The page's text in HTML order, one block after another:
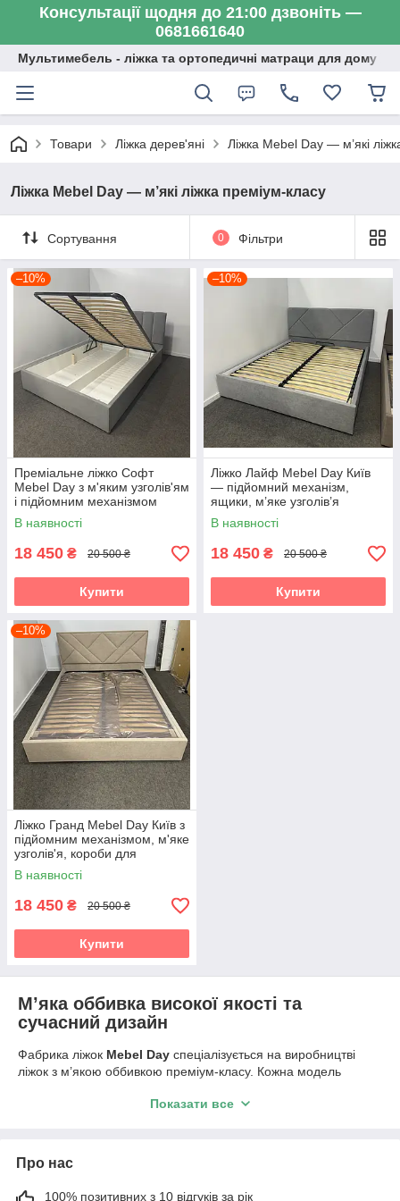
Консультації щодня до 21:00 дзвоніть —
0681661640
Мультимебель - ліжка та ортопедичні матраци для дому
Товари Ліжка дерев'яні Ліжка Mebel Day — м’які
Ліжка Mebel Day — м’які ліжка преміум-класу
Сортування 0 Фільтри
–10%
Преміальне ліжко Софт
Mebel Day з м'яким узголів'ям
і підйомним механізмом
В наявності
18 450 ₴ 20 500 ₴
Купити
–10%
Ліжко Лайф Mebel Day Київ
— підйомний механізм,
ящики, м’яке узголів’я
В наявності
18 450 ₴ 20 500 ₴
Купити
–10%
Ліжко Гранд Mebel Day Київ з
підйомним механізмом, м'яке
узголів'я, короби для
зберігання
В наявності
18 450 ₴ 20 500 ₴
Купити
М’яка оббивка високої якості та
сучасний дизайн
Фабрика ліжок Mebel Day спеціалізується на виробництві
ліжок з м’якою оббивкою преміум-класу. Кожна модель
сучасним орнаментом додає елегантності будь-якому
конструкцією
ЛіжкаMebel Day
виготовлені на основі міцного металевого
Показати все
Про нас
100% позитивних з 10 відгуків за рік